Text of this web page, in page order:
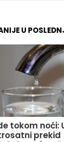
U
tokom noći:
prekid